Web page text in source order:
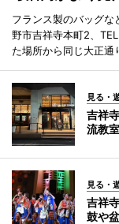
フランス製のバッグ
野市吉祥寺本町2、
た場所から同じ大正通
見る・
吉祥
流教
見る・
吉祥
鼓や